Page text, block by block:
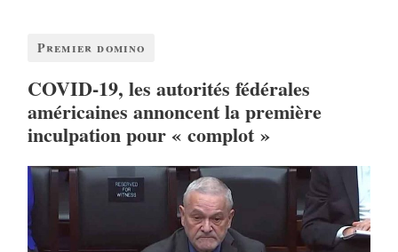
Premier domino
COVID-19, les autorités fédérales
américaines annoncent la première
inculpation pour « complot »